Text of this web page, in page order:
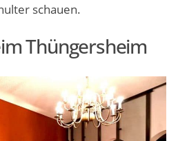
schauen.
Thüngersheim